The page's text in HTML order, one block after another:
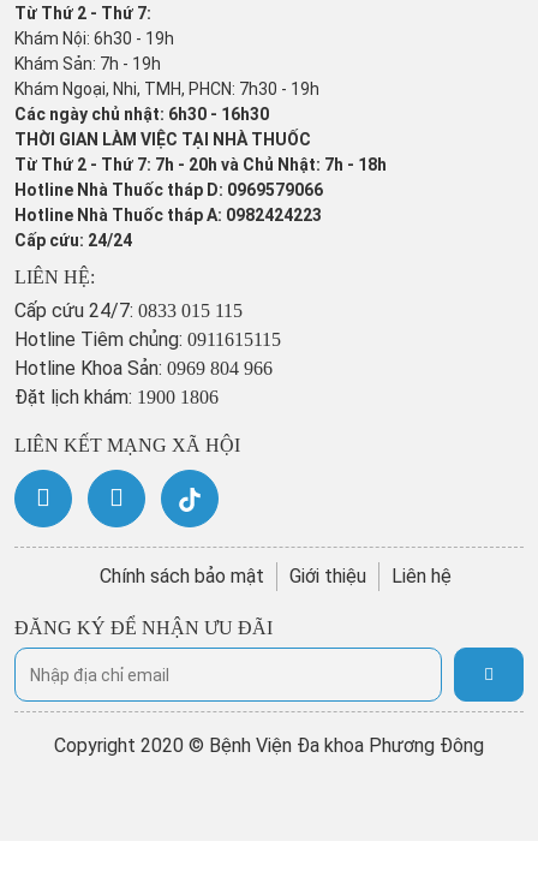
Từ Thứ 2 - Thứ 7:
Khám Nội: 6h30 - 19h
Khám Sản: 7h - 19h
Khám Ngoại, Nhi, TMH, PHCN: 7h30 - 19h
Các ngày chủ nhật: 6h30 - 16h30
THỜI GIAN LÀM VIỆC TẠI NHÀ THUỐC
Từ Thứ 2 - Thứ 7: 7h - 20h và Chủ Nhật: 7h - 18h
Hotline Nhà Thuốc tháp D: 0969579066
Hotline Nhà Thuốc tháp A: 0982424223
Cấp cứu: 24/24
LIÊN HỆ:
Cấp cứu 24/7: 0833 015 115
Hotline Tiêm chủng: 0911615115
Hotline Khoa Sản: 0969 804 966
Đặt lịch khám: 1900 1806
LIÊN KẾT MẠNG XÃ HỘI
Chính sách bảo mật Giới thiệu Liên hệ
ĐĂNG KÝ ĐỂ NHẬN ƯU ĐÃI
Copyright 2020 © Bệnh Viện Đa khoa Phương Đông